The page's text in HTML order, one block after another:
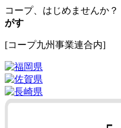
コープ、はじめませんか？
がす
[コープ九州事業連合内]